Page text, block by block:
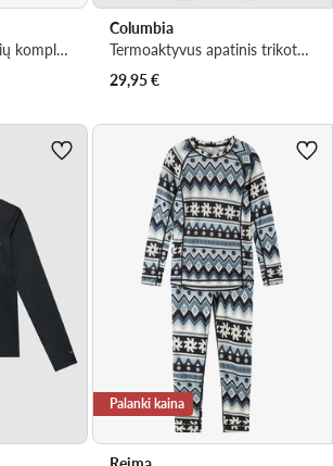
Termoaktyvių apatinių komplektas · Violetinė
Columbia
Termoaktyvus apatinis trikotažas, apačia · Juoda
29,95€
Palanki kaina